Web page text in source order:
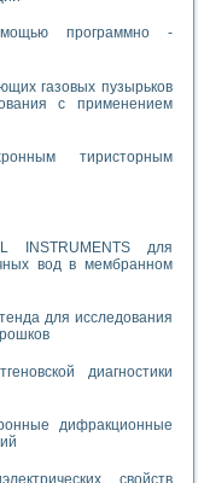
программно -
газовых пузырьков
с применением
тиристорным
INSTRUMENTS для
вод в мембранном
для исследования
диагностики
дифракционные
свойств